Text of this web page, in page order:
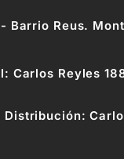
Barrio Reus.
Carlos Reyles
Distribución: